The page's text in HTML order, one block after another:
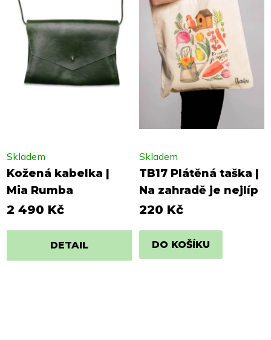
Kožená kabelka |
Mia Rumba
Skladem
2 490 Kč
DETAIL
TB17 Plátěná taška |
Na zahradě je nejlíp
Skladem
220 Kč
DO KOŠÍKU